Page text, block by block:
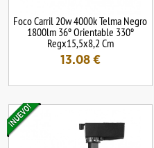
Foco Carril 20w 4000k Telma Negro
1800lm 36º Orientable 330º
Regx15,5x8,2 Cm
13.08€